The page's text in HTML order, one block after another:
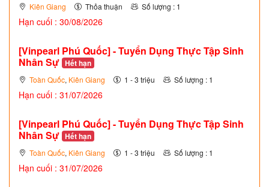
Kiên Giang Thỏa thuận Số lượng : 1
Hạn cuối : 30/08/2026
[Vinpearl Phú Quốc] - Tuyển Dụng Thực Tập Sinh
Nhân Sự Hết hạn
Toàn Quốc, Kiên Giang 1 - 3 triệu Số lượng : 1
Hạn cuối : 31/07/2026
[Vinpearl Phú Quốc] - Tuyển Dụng Thực Tập Sinh
Nhân Sự Hết hạn
Toàn Quốc, Kiên Giang 1 - 3 triệu Số lượng : 1
Hạn cuối : 31/07/2026